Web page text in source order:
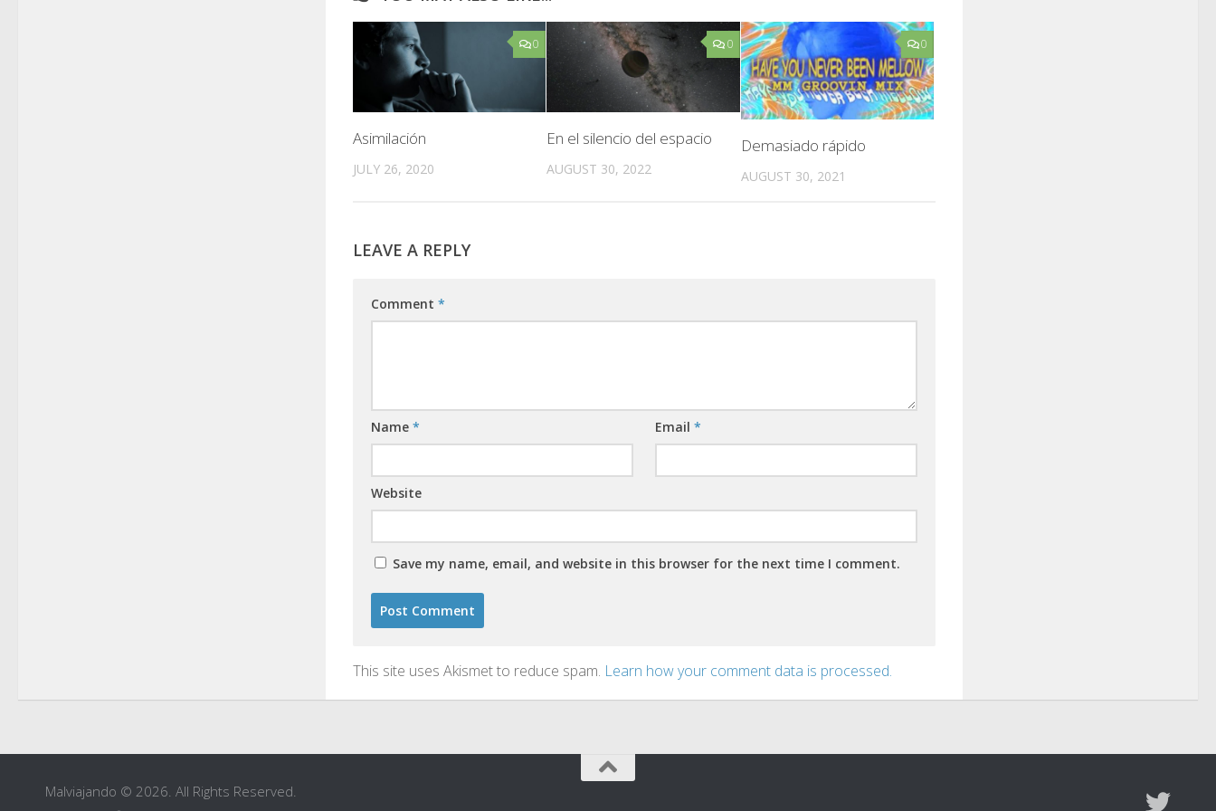
0
Asimilación
JULY 26, 2020
0
En el silencio del espacio
AUGUST 30, 2022
0
Demasiado rápido
AUGUST 30, 2021
LEAVE A REPLY
Comment *
Name * Email*
Website
Save my name, email, and website in this browser for the next time I comment.
This site uses Akismet to reduce spam. Learn how your comment data is processed.
Malviajando © 2026. All Rights Reserved.